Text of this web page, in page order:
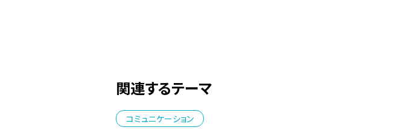
関連するテーマ
コミュニケーション